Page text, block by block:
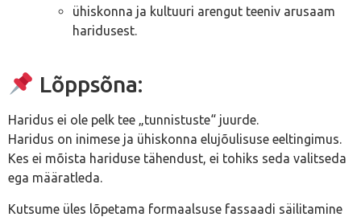
ühiskonna ja kultuuri arengut teeniv arusaam
haridusest.
Lõppsõna:
Haridus ei ole pelk tee „tunnistuste“ juurde.
Haridus on inimese ja ühiskonna elujõulisuse eeltingimus.
Kes ei mõista hariduse tähendust, ei tohiks seda valitseda
ega määratleda.
Kutsume üles lõpetama formaalsuse fassaadi säilitamine